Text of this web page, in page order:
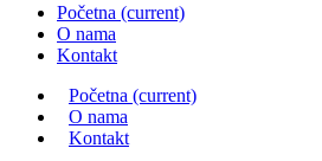
Početna (current)
O nama
Kontakt
Početna (current)
O nama
Kontakt